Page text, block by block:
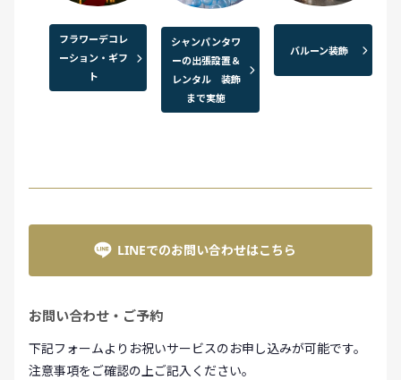
フラワーデコレ
ーション・ギフ
ト
シャンパンタワ
ーの出張設置＆
レンタル 装飾
まで実施
バルーン装飾
LINEでのお問い合わせはこちら
お問い合わせ・ご予約
下記フォームよりお祝いサービスのお申し込みが可能です。
注意事項をご確認の上ご記入ください。